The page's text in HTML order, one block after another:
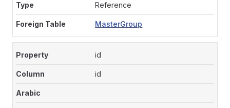
Reference
MasterGroup
id
id